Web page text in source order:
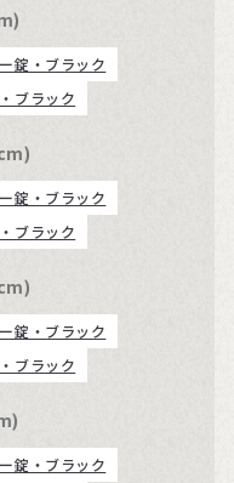
錠・ブラック
ブラック
錠・ブラック
ブラック
錠・ブラック
ブラック
錠・ブラック